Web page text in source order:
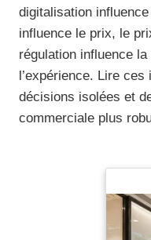
digitalisation
influence le prix, le
régulation influence
l’expérience. Lire
décisions isolées et
commerciale plus